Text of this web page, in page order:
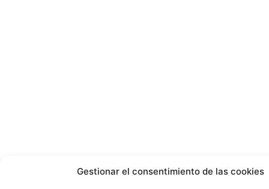
Gestionar el consentimiento de las cookies